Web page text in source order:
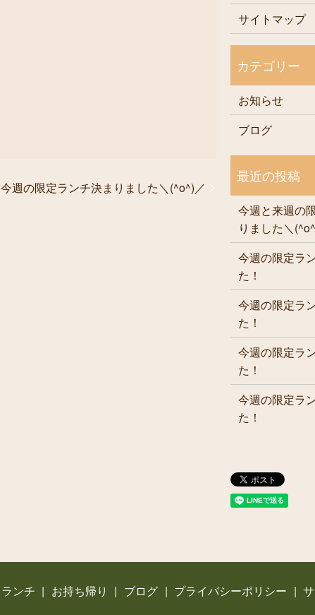
今週の限定ランチ決まりました＼(^o^)／
サイトマップ
お知らせ
ブログ
今週と来週の
りました＼
今週の限定ラ
た！
今週の限定ラ
た！
今週の限定ラ
た！
今週の限定ラ
た！
ランチ お持ち帰り ブログ プライバシーポリシー